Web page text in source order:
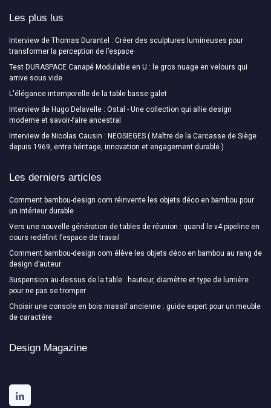
Les plus lus
Interview de Thomas Durantel : Créer des sculptures lumineuses pour
transformer la perception de l’espace
Test DURASPACE Canapé Modulable en U : le gros nuage en velours qui
arrive sous vide
L'élégance intemporelle de la table basse galet
Interview de Hugo Delavelle : Ostal - Une collection qui allie design
moderne et savoir-faire ancestral
Interview de Nicolas Causin : NEOSIEGES ( Maître de la Carcasse de Siège
depuis 1969, entre héritage, innovation et engagement durable )
Les derniers articles
Comment bambou-design com réinvente les objets déco en bambou pour
un intérieur durable
Vers une nouvelle génération de tables de réunion : quand le v4 pipeline en
cours redéfinit l’espace de travail
Comment bambou-design com élève les objets déco en bambou au rang de
design d’auteur
Suspension au-dessus de la table : hauteur, diamètre et type de lumière
pour ne pas se tromper
Choisir une console en bois massif ancienne : guide expert pour un meuble
de caractère
Design Magazine